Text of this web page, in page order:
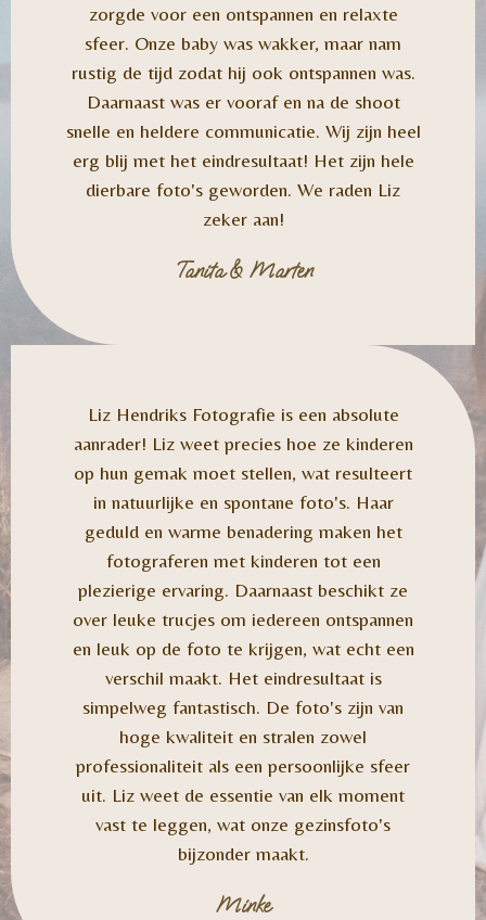
zorgde voor een ontspannen en relaxte
sfeer. Onze baby was wakker, maar nam
rustig de tijd zodat hij ook ontspannen was.
Daarnaast was er vooraf en na de shoot
snelle en heldere communicatie. Wij zijn heel
erg blij met het eindresultaat! Het zijn hele
dierbare foto's geworden. We raden Liz
zeker aan!
Tanita & Marten
Liz Hendriks Fotografie is een absolute
aanrader! Liz weet precies hoe ze kinderen
op hun gemak moet stellen, wat resulteert
in natuurlijke en spontane foto's. Haar
geduld en warme benadering maken het
fotograferen met kinderen tot een
plezierige ervaring. Daarnaast beschikt ze
over leuke trucjes om iedereen ontspannen
en leuk op de foto te krijgen, wat echt een
verschil maakt. Het eindresultaat is
simpelweg fantastisch. De foto's zijn van
hoge kwaliteit en stralen zowel
professionaliteit als een persoonlijke sfeer
uit. Liz weet de essentie van elk moment
vast te leggen, wat onze gezinsfoto's
bijzonder maakt.
Minke